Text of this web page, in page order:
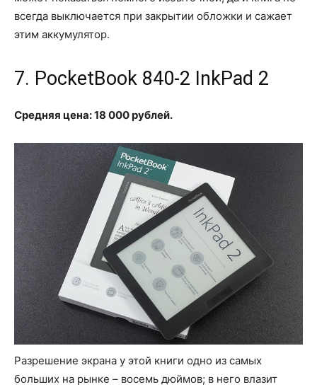
всегда выключается при закрытии обложки и сажает
этим аккумулятор.
7. PocketBook 840-2 InkPad 2
Средняя цена: 18 000 рублей.
Разрешение экрана у этой книги одно из самых
больших на рынке – восемь дюймов; в него влазит